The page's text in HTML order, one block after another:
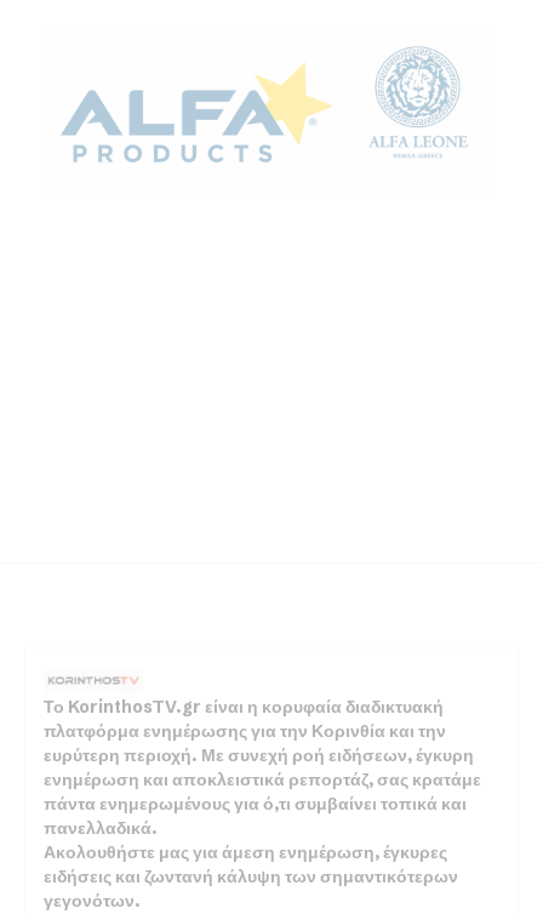
Το KorinthosTV.gr είναι η κορυφαία διαδικτυακή
πλατφόρμα ενημέρωσης για την Κορινθία και την
ευρύτερη περιοχή. Με συνεχή ροή ειδήσεων, έγκυρη
ενημέρωση και αποκλειστικά ρεπορτάζ, σας κρατάμε
πάντα ενημερωμένους για ό,τι συμβαίνει τοπικά και
πανελλαδικά.
Ακολουθήστε μας για άμεση ενημέρωση, έγκυρες
ειδήσεις και ζωντανή κάλυψη των σημαντικότερων
γεγονότων.